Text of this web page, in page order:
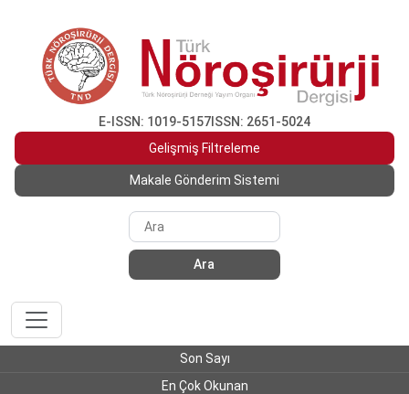
E-ISSN: 1019-5157 ISSN: 2651-5024
Gelişmiş Filtreleme
Makale Gönderim Sistemi
Ara
Son Sayı
En Çok Okunan